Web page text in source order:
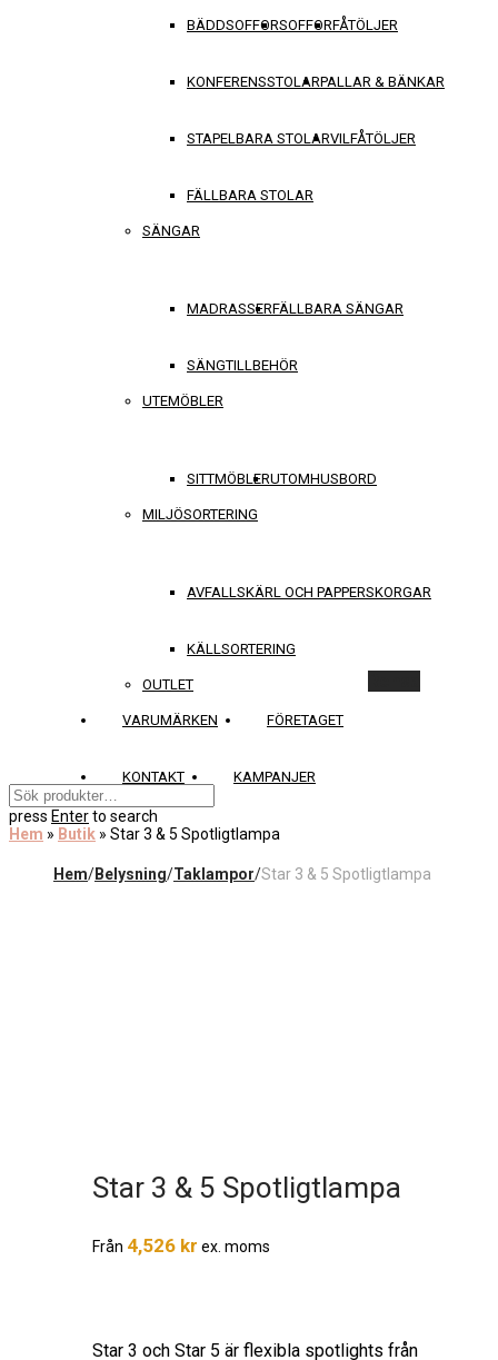
BÄDDSOFFORSOFFORFÅTÖLJER
KONFERENSSTOLARPALLAR & BÄNKAR
STAPELBARA STOLARVILFÅTÖLJER
FÄLLBARA STOLAR
SÄNGAR
MADRASSERFÄLLBARA SÄNGAR
SÄNGTILLBEHÖR
UTEMÖBLER
SITTMÖBLERUTOMHUSBORD
MILJÖSORTERING
AVFALLSKÄRL OCH PAPPERSKORGAR
KÄLLSORTERING
OUTLET
VARUMÄRKEN FÖRETAGET
KONTAKT KAMPANJER
press Enterto search
Hem » Butik » Star 3 & 5 Spotligtlampa
Hem/Belysning/Taklampor/Star 3 & 5 Spotligtlampa
Star 3 & 5 Spotligtlampa
Från 4,526 kr ex. moms
Star 3 och Star 5 är flexibla spotlights från